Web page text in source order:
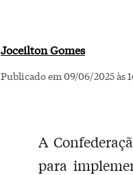
Joceilton Gomes
Publicado em 09/06/2025 às
A
para